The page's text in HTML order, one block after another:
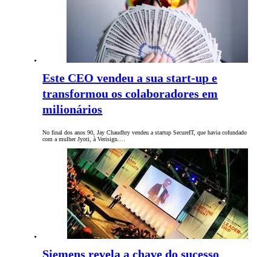
Este CEO vendeu a sua start-up e
transformou os colaboradores em
milionários
No final dos anos 90, Jay Chaudhry vendeu a startup SecureIT, que havia cofundado
com a mulher Jyoti, à Verisign.…
Siemens revela a chave do sucesso